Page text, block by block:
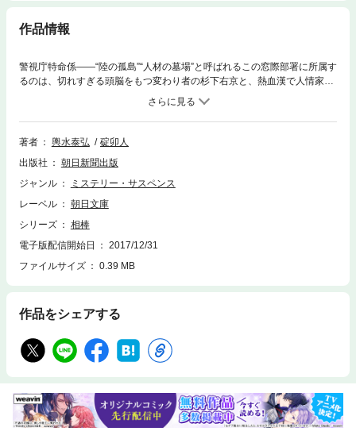
作品情報
警視庁特命係――“陸の孤島”“人材の墓場”と呼ばれるこの窓際部署に所属す
るのは、切れすぎる頭脳をもつ変わり者の杉下右京と、熱血漢で人情家の
亀山薫、ふたりだけ。右京の鋭い推理と、薫の神憑り的な山カンで、様々
著者 輿水泰弘
碇卯人
出版社
朝日新聞出版
ジャンル
ミステリー・サスペンス
レーベル
朝日文庫
シリーズ
相棒
電子版配信開始日
2017/12/31
ファイルサイズ
0.39 MB
作品をシェアする